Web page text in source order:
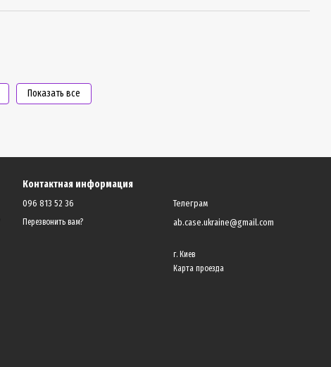
Показать все
Контактная информация
096 813 52 36
Перезвонить вам?
Телеграм
ab.case.ukraine@gmail.com
г. Киев
Карта проезда